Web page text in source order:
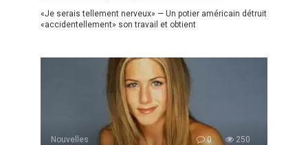
«Je serais tellement nerveux» — Un potier américain détruit
«accidentellement» son travail et obtient
Nouvelles 0 250